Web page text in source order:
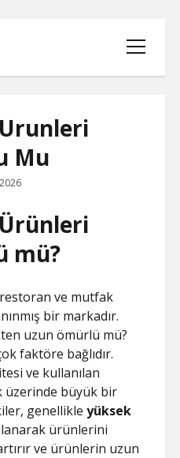
menüyü
aç
YÜKSELTME
YAYIN IZLEME
GÖNDERME
Mu
mü?
ve mutfak
bir markadır.
uzun ömürlü mü?
faktöre bağlıdır.
ve kullanılan
üzerinde büyük bir
genellikleyüksek
ürünlerini
ve ürünlerin uzun